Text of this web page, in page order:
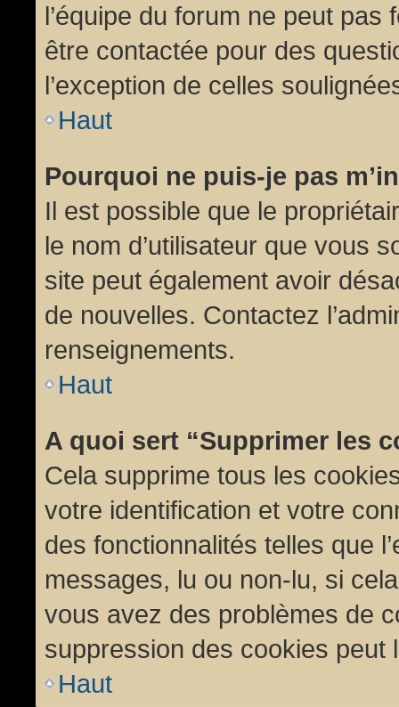
l’équipe du forum ne peut
être contactée pour des
l’exception de celles
Haut
Pourquoi ne puis-je pas
Il est possible que le
le nom d’utilisateur que vous
site peut également avoir
de nouvelles. Contactez
renseignements.
Haut
A quoi sert “Supprimer les
Cela supprime tous les
votre identification et votre
des fonctionnalités telles que
messages, lu ou non-lu, si
vous avez des problèmes de
suppression des cookies peut
Haut